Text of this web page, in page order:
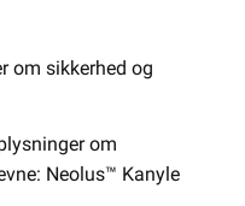
om sikkerhed og
om
Neolus™ Kanyle